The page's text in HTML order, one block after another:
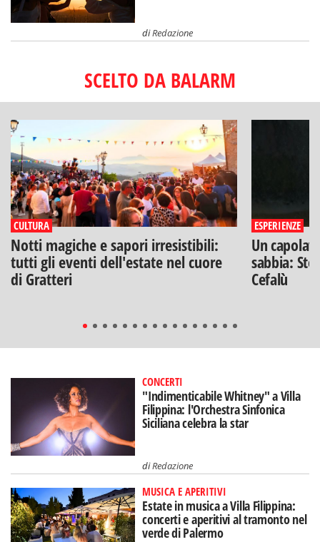
diRedazione
SCELTO DA BALARM
CULTURA
Notti magiche e sapori irresistibili:
tutti gli eventi dell'estate nel cuore
di Gratteri
ESPERIENZE
Un
sabbia:
Cefalù
CONCERTI
"Indimenticabile Whitney" a Villa
Filippina: l'Orchestra Sinfonica
Siciliana celebra la star
diRedazione
MUSICA E APERITIVI
Estate in musica a Villa Filippina:
concerti e aperitivi al tramonto nel
verde di Palermo